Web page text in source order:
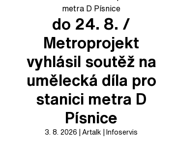
do 24. 8. /
Metroprojekt
vyhlásil soutěž na
umělecká díla pro
stanici metra D
Písnice
3. 8. 2026 Artalk Infoservis